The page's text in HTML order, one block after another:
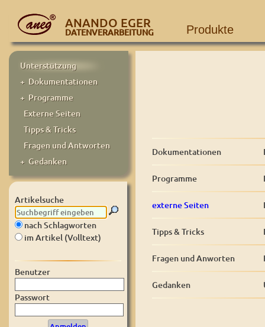
ANANDO EGER
DATENVERARBEITUNG Produkte
Unterstützung
+ Dokumentationen
+ Programme
Externe Seiten
Tipps & Tricks
Fragen und Antworten
+ Gedanken
Artikelsuche
nach Schlagworten
im Artikel (Volltext)
Benutzer
Passwort
Dokumentationen
Programme
externe Seiten
Tipps & Tricks
Fragen und Anworten
Gedanken